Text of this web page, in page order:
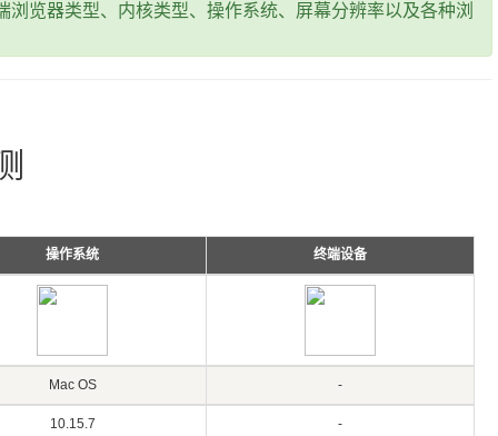
览器类型、内核类型、操作系统、屏幕分辨率以及各种浏
操作系统 终端设备
Mac OS -
10.15.7 -